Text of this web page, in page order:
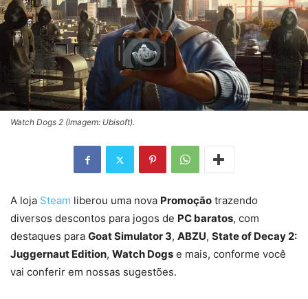
Watch Dogs 2 (Imagem: Ubisoft).
A loja Steam liberou uma nova Promoção trazendo
diversos descontos para jogos de PC baratos, com
destaques para Goat Simulator 3, ABZU, State of Decay 2:
Juggernaut Edition, Watch Dogs e mais, conforme você
vai conferir em nossas sugestões.